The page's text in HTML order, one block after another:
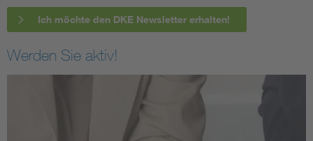
Ich möchte den DKE Newsletter erhalten!
Werden Sie aktiv!